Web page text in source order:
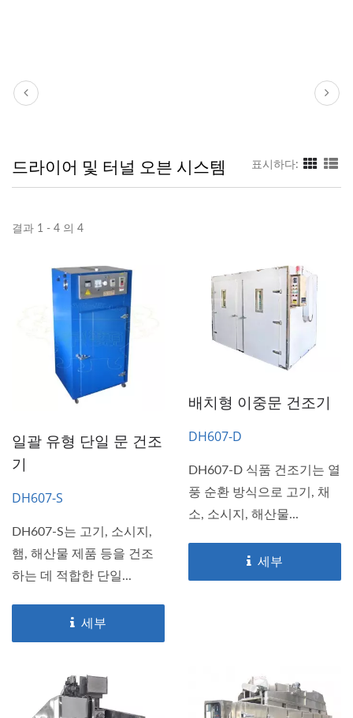
드라이어 및 터널 오븐 시스템 표시하다:
결과 1 - 4 의 4
일괄 유형 단일 문 건조
기
DH607-S
DH607-S는 고기, 소시지,
햄, 해산물 제품 등을 건조
하는 데 적합한 단일...
세부
배치형 이중문 건조기
DH607-D
DH607-D 식품 건조기는 열
풍 순환 방식으로 고기, 채
소, 소시지, 해산물...
세부